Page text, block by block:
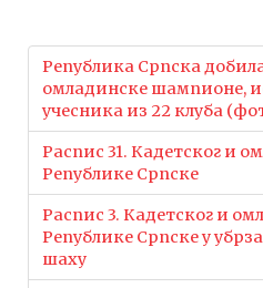
Република Српска
омладинске шампионе,
учесника из 22 клубa
Распис 31. Кадетског и
Републике Српске
Распис 3. Кадетског и
Републике Српске у
шаху